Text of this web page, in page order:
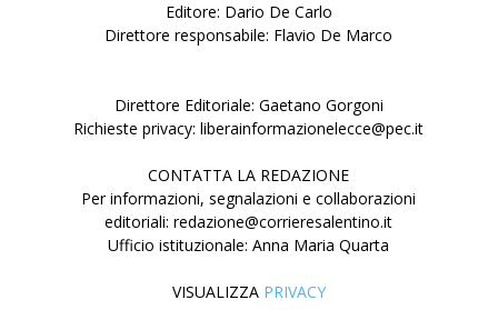
Editore: Dario De Carlo
Direttore responsabile: Flavio De Marco
Direttore Editoriale: Gaetano Gorgoni
Richieste privacy: liberainformazionelecce@pec.it
CONTATTA LA REDAZIONE
Per informazioni, segnalazioni e collaborazioni
editoriali: redazione@corrieresalentino.it
Ufficio istituzionale: Anna Maria Quarta
VISUALIZZA PRIVACY